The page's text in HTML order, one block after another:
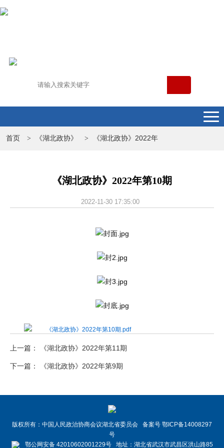
首页 > 《湖北政协》 > 《湖北政协》2022年
《湖北政协》2022年第10期
2022-11-30 17:35:00
《湖北政协》2022年第10期.pdf
上一篇： 《湖北政协》2022年第11期
下一篇： 《湖北政协》2022年第9期
版权所有：中国人民政治协商会议湖北省委员会 备案号 鄂ICP备14008297
号
鄂公网安备 42010602001229号 地址：湖北省武汉市武昌区洪山路85